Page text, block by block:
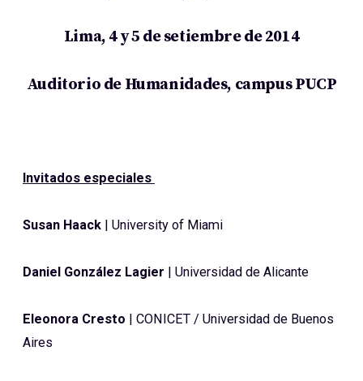
Lima, 4 y 5 de setiembre de 2014
Auditorio de Humanidades, campus PUCP
Invitados especiales
Susan Haack | University of Miami
Daniel González Lagier | Universidad de Alicante
Eleonora Cresto | CONICET / Universidad de Buenos
Aires